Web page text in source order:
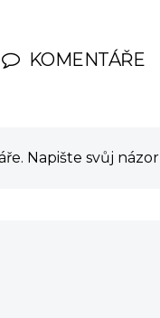
KOMENTÁŘE
Napište svůj